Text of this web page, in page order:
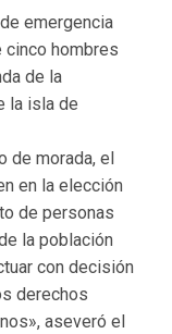
emergencia
cinco hombres
de la
la isla de
de morada, el
en la elección
de personas
la población
con decisión
derechos
aseveró el